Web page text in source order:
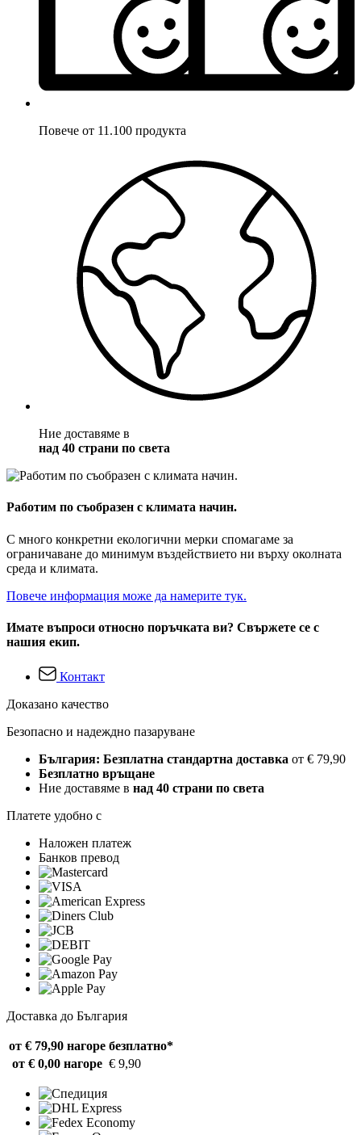
Повече от 11.100 продукта
Ние доставяме в
над 40 страни по света
Работим по съобразен с климата начин.
С много конкретни екологични мерки спомагаме за
ограничаване до минимум въздействието ни върху околната
среда и климата.
Повече информация може да намерите тук.
Имате въпроси относно поръчката ви? Свържете се с
нашия екип.
Контакт
Доказано качество
Безопасно и надеждно пазаруване
България: Безплатна стандартна доставка от € 79,90
Безплатно връщане
Ние доставяме в над 40 страни по света
Платете удобно с
Наложен платеж
Банков превод
Доставка до България
от € 79,90 нагоре безплатно*
от € 0,00 нагоре € 9,90